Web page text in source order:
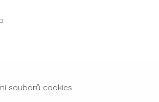
souborů cookies